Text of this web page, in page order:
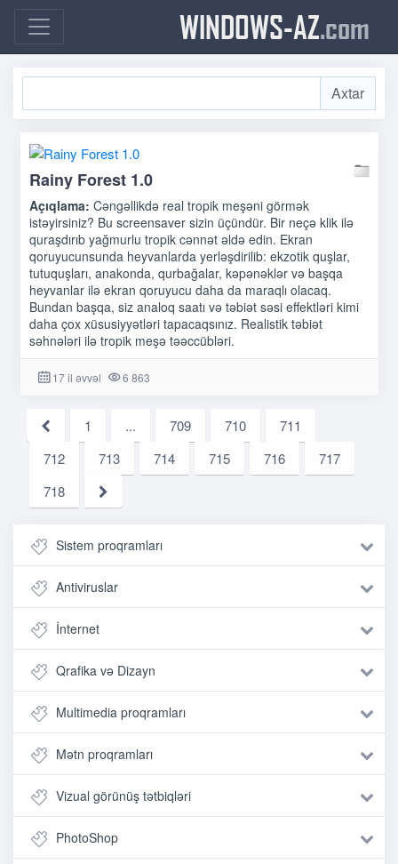
WINDOWS-AZ.com
Rainy Forest 1.0
Açıqlama: Cəngəllikdə real tropik meşəni görmək
istəyirsiniz? Bu screensaver sizin üçündür. Bir neçə klik ilə
quraşdırıb yağmurlu tropik cənnət əldə edin. Ekran
qoruyucunsunda heyvanlarda yerləşdirilib: ekzotik quşlar,
tutuquşları, anakonda, qurbağalar, kəpənəklər və başqa
heyvanlar ilə ekran qoruyucu daha da maraqlı olacaq.
Bundan başqa, siz analoq saatı və təbiət səsi effektləri kimi
daha çox xüsusiyyətləri tapacaqsınız. Realistik təbiət
səhnələri ilə tropik meşə təəccübləri.
17 il əvvəl 6 863
1 ... 709 710
711
712
713 714 715 716
717
718
Sistem proqramları
Antiviruslar
İnternet
Qrafika və Dizayn
Multimedia proqramları
Mətn proqramları
Vizual görünüş tətbiqləri
PhotoShop